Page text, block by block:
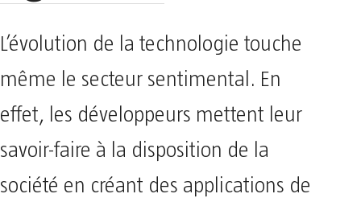
L’évolution de la technologie touche
même le secteur sentimental. En
effet, les développeurs mettent leur
savoir-faire à la disposition de la
société en créant des applications de